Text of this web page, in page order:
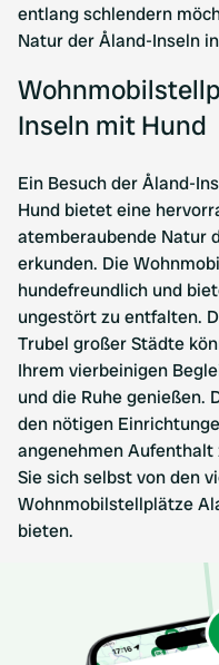
entlang schlendern
Natur der Åland-Inseln
Inseln mit Hund
Ein Besuch der Åland-
Hund bietet eine
atemberaubende Natur
erkunden. Die
hundefreundlich und
ungestört zu entfalten.
Trubel großer Städte
Ihrem vierbeinigen
und die Ruhe genießen.
den nötigen
angenehmen
Sie sich selbst von den
Wohnmobilstellplätze
bieten.